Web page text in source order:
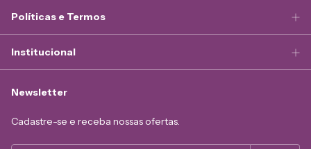
Políticas e Termos
Institucional
Newsletter
Cadastre-se e receba nossas ofertas.